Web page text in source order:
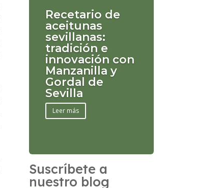
Recetario de
aceitunas
sevillanas:
tradición e
innovación con
Manzanilla y
Gordal de
Sevilla
Leer más
Suscríbete a
nuestro blog